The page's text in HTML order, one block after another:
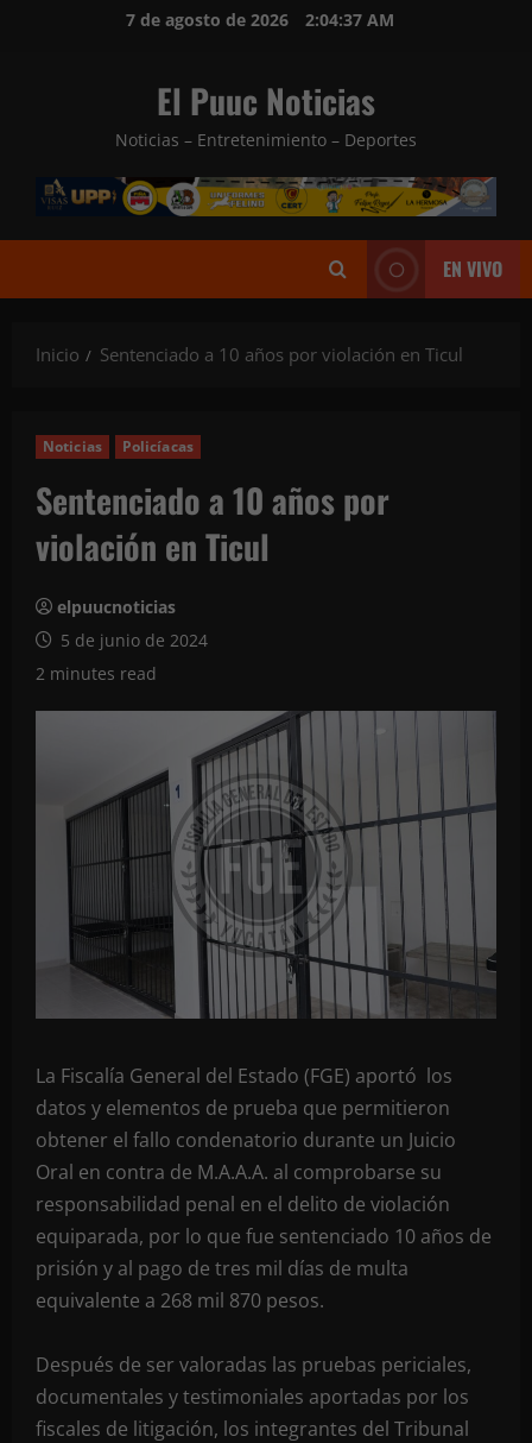
7 de agosto de 2026 2:04:39 AM
El Puuc Noticias
Noticias – Entretenimiento – Deportes
EN VIVO
Inicio Sentenciado a 10 años por violación en Ticul
Noticias Policíacas
Sentenciado a 10 años por
violación en Ticul
elpuucnoticias
5 de junio de 2024
2 minutes read
La Fiscalía General del Estado (FGE) aportó los
datos y elementos de prueba que permitieron
obtener el fallo condenatorio durante un Juicio
Oral en contra de M.A.A.A. al comprobarse su
responsabilidad penal en el delito de violación
equiparada, por lo que fue sentenciado 10 años de
prisión y al pago de tres mil días de multa
equivalente a 268 mil 870 pesos.
Después de ser valoradas las pruebas periciales,
documentales y testimoniales aportadas por los
fiscales de litigación, los integrantes del Tribunal